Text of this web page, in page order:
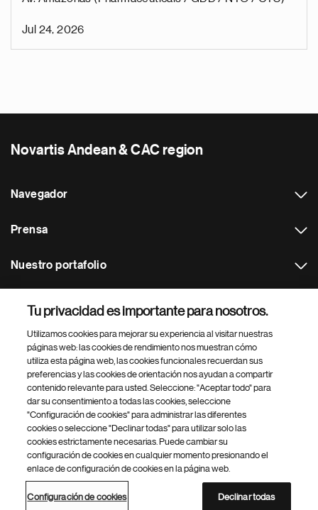
Jul 24, 2026
Novartis Andean & CAC region
Navegador
Prensa
Nuestro portafolio
Footer Site Search
inferior
del
© 2026 Novartis AG
Política de privacidad Términos de uso
Accesibilidad
Configuración de cookies
Mapa del sitio
Tu privacidad es importante para nosotros.
Utilizamos cookies para mejorar su experiencia al visitar nuestras
páginas web: las cookies de rendimiento nos muestran cómo
utiliza esta página web, las cookies funcionales recuerdan sus
preferencias y las cookies de orientación nos ayudan a compartir
contenido relevante para usted. Seleccione: "Aceptar todo" para
dar su consentimiento a todas las cookies, seleccione
"Configuración de cookies" para administrar las diferentes
cookies o seleccione "Declinar todas" para utilizar solo las
cookies estrictamente necesarias. Puede cambiar su
configuración de cookies en cualquier momento presionando el
enlace de configuración de cookies en la página web.
Configuración de cookies Declinar todas